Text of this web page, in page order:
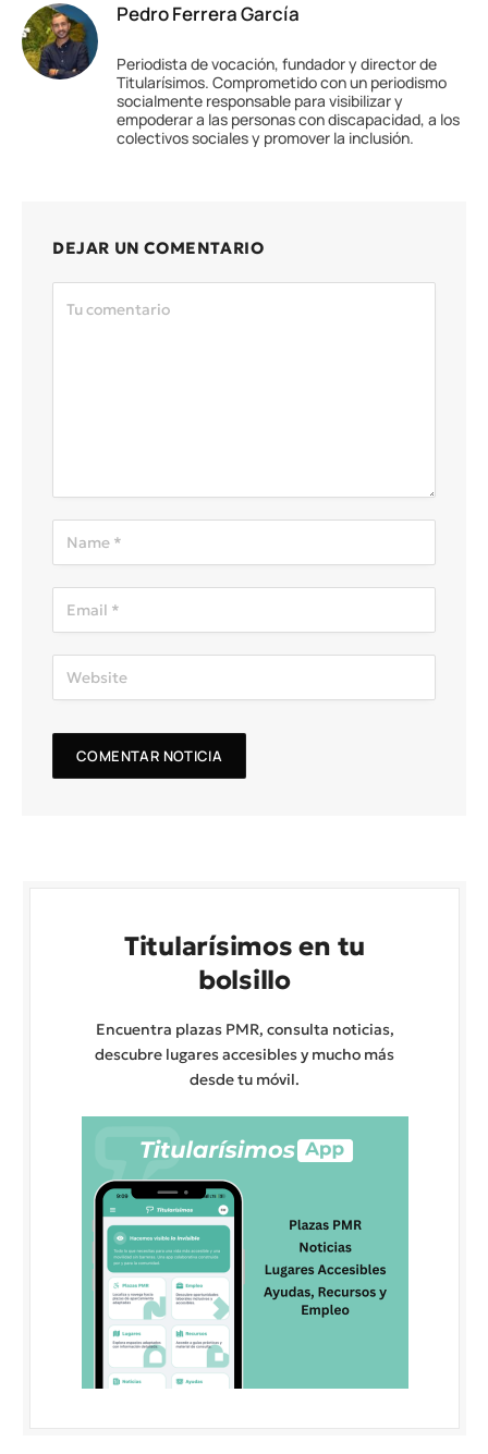
Pedro Ferrera García
Periodista de vocación, fundador y director de
Titularísimos. Comprometido con un periodismo
socialmente responsable para visibilizar y
empoderar a las personas con discapacidad, a los
colectivos sociales y promover la inclusión.
DEJAR UN COMENTARIO
Titularísimos en tu
bolsillo
Encuentra plazas PMR, consulta noticias,
descubre lugares accesibles y mucho más
desde tu móvil.